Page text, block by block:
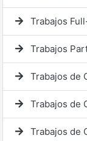
Trabajos
Trabajos
Trabajos de
Trabajos de
Trabajos de